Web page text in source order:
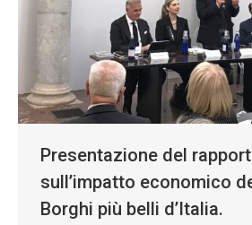
Presentazione del
sull’impatto economico
Borghi più belli d’Italia.